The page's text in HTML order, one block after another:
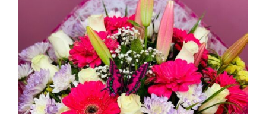
AÑADIR AL CARRITO
/
DETALLES